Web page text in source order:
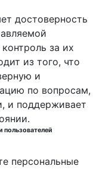
достоверность
за их
из того, что
и
по вопросам,
и поддерживает
персональные